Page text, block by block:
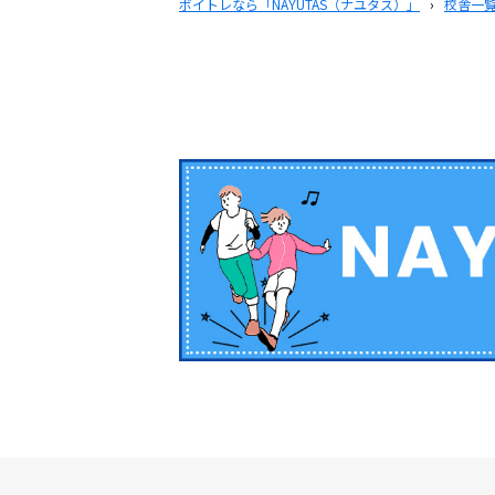
ボイトレなら「NAYUTAS（ナユタス）」 › 校舎一